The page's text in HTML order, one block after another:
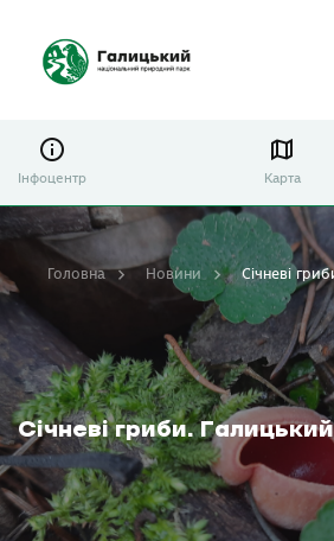
Інфоцентр Карта
Січневі гриби.
Головна Новини Січневі